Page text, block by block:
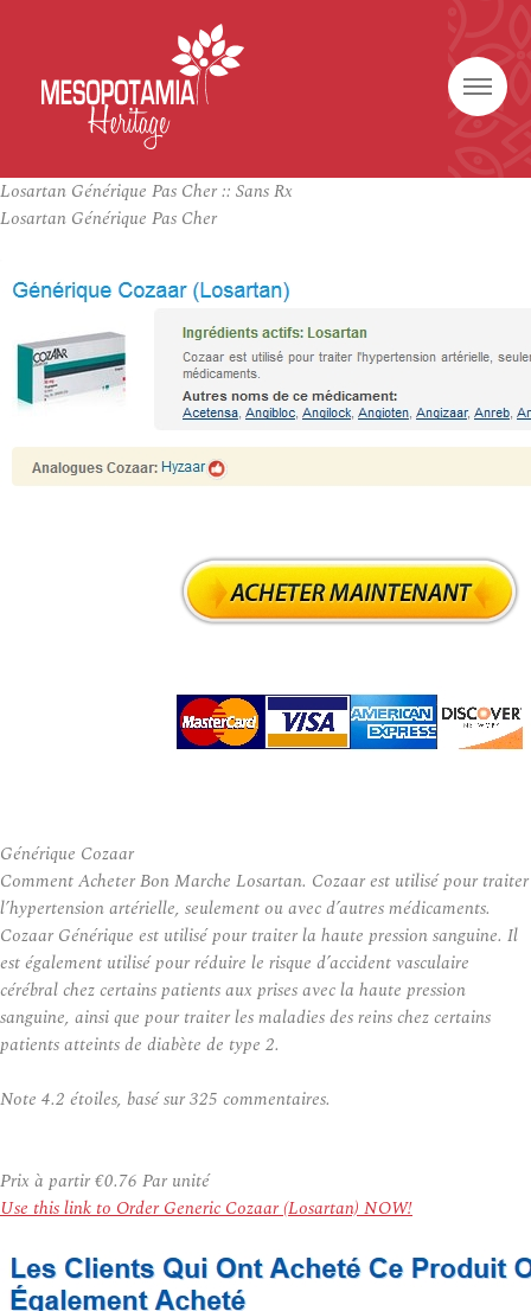
Losartan Générique Pas Cher :: Sans Rx
Losartan Générique Pas Cher
Générique Cozaar
Comment Acheter Bon Marche Losartan. Cozaar est utilisé pour traiter
l’hypertension artérielle, seulement ou avec d’autres médicaments.
Cozaar Générique est utilisé pour traiter la haute pression sanguine. Il
est également utilisé pour réduire le risque d’accident vasculaire
cérébral chez certains patients aux prises avec la haute pression
sanguine, ainsi que pour traiter les maladies des reins chez certains
patients atteints de diabète de type 2.
Note 4.2 étoiles, basé sur325 commentaires.
Prix à partir€0.76 Par unité
Use this link to Order Generic Cozaar (Losartan) NOW!